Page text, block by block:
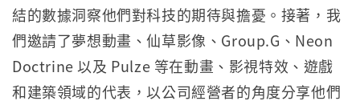
結的數據洞察他們對科技的期待與擔憂。接著，我
們邀請了夢想動畫、仙草影像、Group.G、Neon
Doctrine 以及 Pulze 等在動畫、影視特效、遊戲
和建築領域的代表，以公司經營者的角度分享他們